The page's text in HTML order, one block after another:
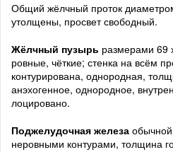
Общий жёлчный проток
утолщены, просвет свободный.
Жёлчный пузырь размерами 69
ровные, чёткие; стенка на всём
контурирована, однородная,
анэхогенное, однородное,
лоцировано.
Поджелудочная железа
неровными контурами, толщина